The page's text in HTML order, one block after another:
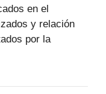
en el
y relación
por la